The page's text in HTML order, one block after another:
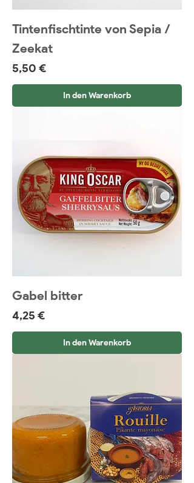
Tintenfischtinte von Sepia /
Zeekat
Preis
5,50 €
In den Warenkorb
Gabel bitter
Preis
4,25 €
In den Warenkorb